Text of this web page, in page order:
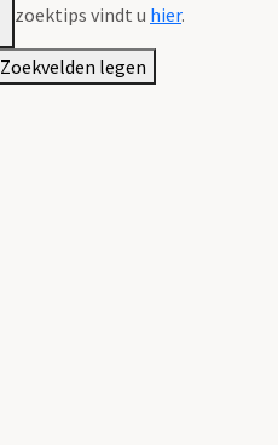
zoektips vindt u hier.
Zoekvelden legen